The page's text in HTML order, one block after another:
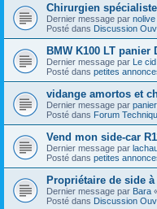
Chirurgien
Dernier message par nolive
Posté dans Discussion
BMW K100 LT panier
Dernier message par Le cid
Posté dans petites
vidange amortos et
Dernier message par
Posté dans Forum
Vend mon side-car
Dernier message par
Posté dans petites
Propriétaire de side
Dernier message par Bara
Posté dans Discussion